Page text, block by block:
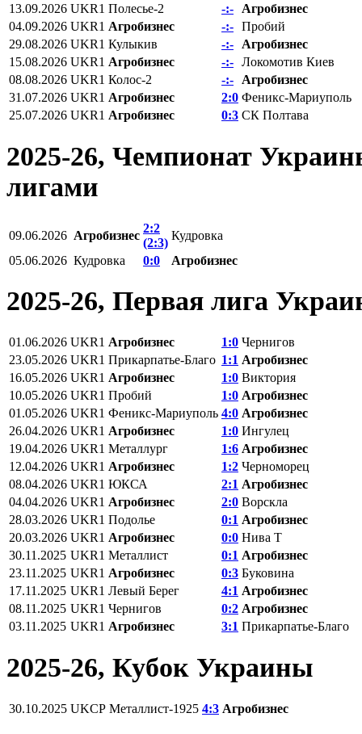
13.09.2026 UKR1 Полесье-2 -:-
Агробизнес
04.09.2026 UKR1 Агробизнес -:- Пробий
29.08.2026 UKR1 Кулыкив -:-
Агробизнес
15.08.2026 UKR1 Агробизнес -:- Локомотив Киев
08.08.2026 UKR1 Колос-2 -:-
Агробизнес
31.07.2026 UKR1 Агробизнес 2:0 Феникс-Мариуполь
25.07.2026 UKR1 Агробизнес 0:3 СК Полтава
2025-26, Чемпионат
лигами
09.06.2026 Агробизнес
2:2
(2:3)
Кудровка
05.06.2026 Кудровка 0:0 Агробизнес
2025-26, Первая лига
01.06.2026 UKR1 Агробизнес 1:0 Чернигов
23.05.2026 UKR1 Прикарпатье-Благо 1:1 Агробизнес
16.05.2026 UKR1 Агробизнес 1:0 Виктория
10.05.2026 UKR1 Пробий 1:0 Агробизнес
01.05.2026 UKR1 Феникс-Мариуполь 4:0 Агробизнес
26.04.2026 UKR1 Агробизнес 1:0 Ингулец
19.04.2026 UKR1 Металлург 1:6 Агробизнес
12.04.2026 UKR1 Агробизнес 1:2 Черноморец
08.04.2026 UKR1 ЮКСА 2:1 Агробизнес
04.04.2026 UKR1 Агробизнес 2:0 Ворскла
28.03.2026 UKR1 Подолье 0:1 Агробизнес
20.03.2026 UKR1 Агробизнес 0:0 Нива Т
30.11.2025 UKR1 Металлист 0:1 Агробизнес
23.11.2025 UKR1 Агробизнес 0:3 Буковина
17.11.2025 UKR1 Левый Берег 4:1 Агробизнес
08.11.2025 UKR1 Чернигов 0:2 Агробизнес
03.11.2025 UKR1 Агробизнес 3:1 Прикарпатье-Благо
2025-26, Кубок Украины
30.10.2025 UKCP Металлист-1925 4:3 Агробизнес